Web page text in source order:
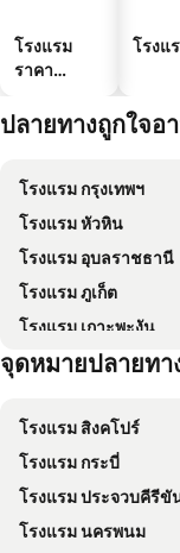
โรงแรม
ราคา
โรงแ
ปลายทางถูกใจอ
โรงแรม กรุงเทพฯ
โรงแรม หัวหิน
โรงแรม อุบลราชธานี
โรงแรม ภูเก็ต
โรงแรม เกาะพะงัน
โรงแรม เกาะหลีเป๊ะ
จุดหมายปลายทา
โรงแรม สิงคโปร์
โรงแรม กระบี่
โรงแรม ประจวบคีรีขั
โรงแรม นครพนม